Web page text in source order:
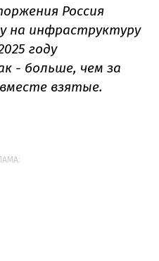
Россия
на инфраструктуру
году
- больше, чем за
взятые.